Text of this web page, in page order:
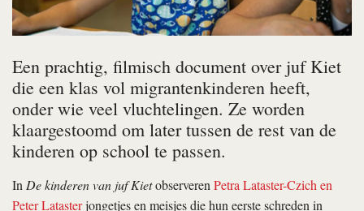
Een prachtig, filmisch document over juf Kiet
die een klas vol migrantenkinderen heeft,
onder wie veel vluchtelingen. Ze worden
klaargestoomd om later tussen de rest van de
kinderen op school te passen.
InDe kinderen van juf KietobserverenPetra Lataster-Czich en
Peter Latasterjongetjes en meisjes die hun eerste schreden in